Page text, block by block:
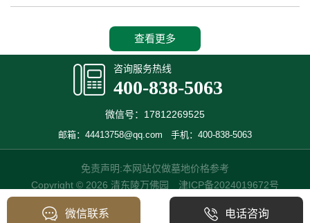
查看更多
咨询服务热线
400-838-5063
微信号：17812269525
邮箱：44413758@qq.com 手机：400-838-5063
免责声明:本网站仅做墓地价格参考
Copyright © 2026 清东陵万佛园 津ICP备2024019672号
微信联系 电话咨询